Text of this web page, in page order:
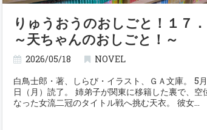
りゅうおうのおしごと！１７
～天ちゃんのおしごと！～
2026/05/18
NOVEL
白鳥士郎・著、しらび・イラスト、ＧＡ文庫。 5
日（月）読了。 姉弟子が関東に移籍した裏で、空
なった女流二冠のタイトル戦へ挑む天衣。 彼女